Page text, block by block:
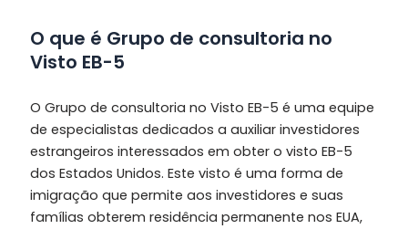
O que é Grupo de consultoria no
Visto EB-5
O Grupo de consultoria no Visto EB-5 é uma equipe
de especialistas dedicados a auxiliar investidores
estrangeiros interessados em obter o visto EB-5
dos Estados Unidos. Este visto é uma forma de
imigração que permite aos investidores e suas
famílias obterem residência permanente nos EUA,